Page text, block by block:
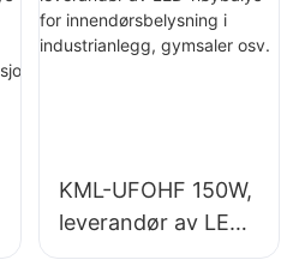
KML-UFOHF 150W,
leverandør av LED-
høybalys for